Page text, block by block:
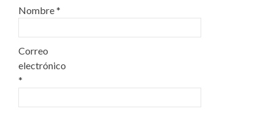
Nombre*
Correo
electrónico
*